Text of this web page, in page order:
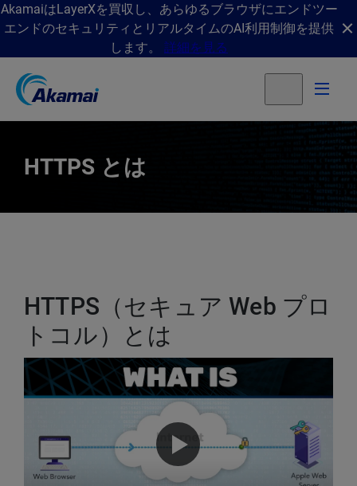
AkamaiはLayerXを買収し、あらゆるブラウザにエンドツー
エンドのセキュリティとリアルタイムのAI利用制御を提供
します。 詳細を見る
HTTPS とは
HTTPS（セキュア Web プロ
トコル）とは